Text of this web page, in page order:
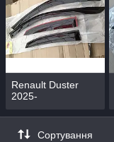
Renault Duster
2025-
Сортування